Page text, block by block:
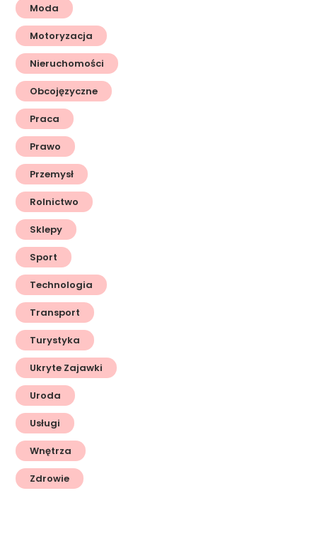
Moda
Motoryzacja
Nieruchomości
Obcojęzyczne
Praca
Prawo
Przemysł
Rolnictwo
Sklepy
Sport
Technologia
Transport
Turystyka
Ukryte Zajawki
Uroda
Usługi
Wnętrza
Zdrowie